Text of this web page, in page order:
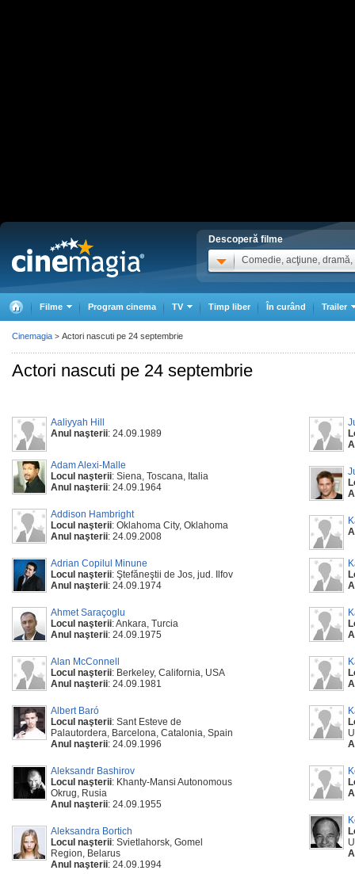
Descoperă filme
Comedie, acţiune, dramă,
Filme Program cinema TV Timp liber În curând Trailer
Actori nascuti pe 24 septembrie
Aaliyyah Hill
Anul naşterii: 24.09.1989
Adam Alexi-Malle
Locul naşterii: Siena, Toscana, Italia
Anul naşterii: 24.09.1964
Addison Hambright
Locul naşterii: Oklahoma City, Oklahoma
Anul naşterii: 24.09.2008
Adrian Copilul Minune
Locul naşterii: Ştefăneştii de Jos, jud. Ilfov
Anul naşterii: 24.09.1974
Ahmet Saraçoglu
Locul naşterii: Ankara, Turcia
Anul naşterii: 24.09.1975
Alan McConnell
Locul naşterii: Berkeley, California, USA
Anul naşterii: 24.09.1981
Albert Baró
Locul naşterii: Sant Esteve de
Palautordera, Barcelona, Catalonia, Spain
Anul naşterii: 24.09.1996
Aleksandr Bashirov
Locul naşterii: Khanty-Mansi Autonomous
Okrug, Rusia
Anul naşterii: 24.09.1955
Aleksandra Bortich
Locul naşterii: Svietlahorsk, Gomel
Region, Belarus
Anul naşterii: 24.09.1994
Cinemagia > Actori nascuti pe 24 septembrie